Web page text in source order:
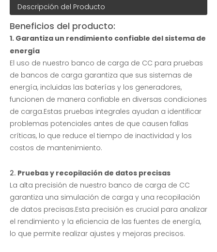
Banco de carga trifásico RLC anti-isla | 500kw Banco de carga trifásico RLC anti-isla | 500kw
Descripción del Producto
Beneficios del producto:
1. Garantiza un rendimiento confiable del sistema de
energía
El uso de nuestro banco de carga de CC para pruebas
de bancos de carga garantiza que sus sistemas de
energía, incluidas las baterías y los generadores,
funcionen de manera confiable en diversas condiciones
de carga.Estas pruebas integrales ayudan a identificar
problemas potenciales antes de que causen fallas
críticas, lo que reduce el tiempo de inactividad y los
costos de mantenimiento.
2. Pruebas y recopilación de datos precisas
La alta precisión de nuestro banco de carga de CC
garantiza una simulación de carga y una recopilación
de datos precisas.Esta precisión es crucial para analizar
el rendimiento y la eficiencia de las fuentes de energía,
lo que permite realizar ajustes y mejoras precisos.